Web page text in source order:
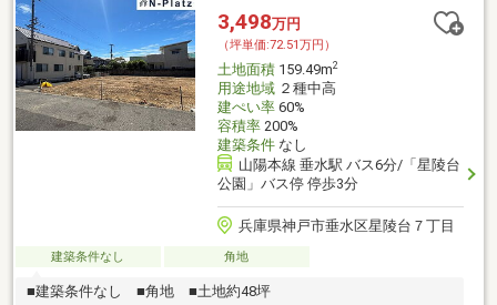
3,498万円
（坪単価:72.51万円）
土地面積159.49m2
用途地域２種中高
建ぺい率60%
容積率200%
建築条件なし
山陽本線 垂水駅 バス6分/「星陵台
公園」バス停 停歩3分
兵庫県神戸市垂水区星陵台７丁目
建築条件なし 角地
■建築条件なし ■角地 ■土地約48坪